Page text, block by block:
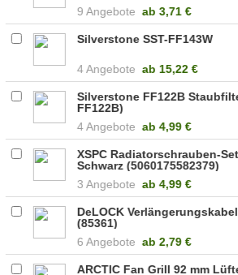
9 Angebote ab 3,71 €
Silverstone SST-FF143W
4 Angebote ab 15,22 €
Silverstone FF122B
FF122B)
4 Angebote ab4,99 €
XSPC Radiatorschrauben-
Schwarz (5060175582379)
3 Angebote ab4,99 €
DeLOCK
(85361)
6 Angebote ab 2,79 €
ARCTIC Fan Grill 92 mm